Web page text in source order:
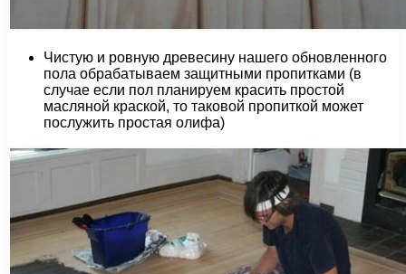
Чистую и ровную древесину нашего обновленного
пола обрабатываем защитными пропитками (в
случае если пол планируем красить простой
масляной краской, то таковой пропиткой может
послужить простая олифа)